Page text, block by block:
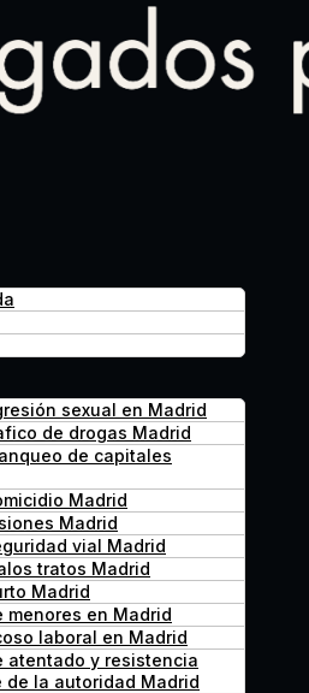
sexual en Madrid
de drogas Madrid
de capitales
Madrid
Madrid
vial Madrid
tratos Madrid
Madrid
menores en Madrid
laboral en Madrid
atentado y resistencia
de la autoridad Madrid